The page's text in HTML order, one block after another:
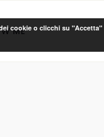
ME
cookie o clicchi su